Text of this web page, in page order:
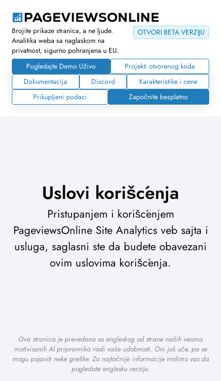
OTVORI BETA VERZIJU
Brojite prikaze stranica, a ne ljude.
Analitika weba sa naglaskom na
privatnost, sigurno pohranjena u EU.
Pogledajte Demo Uživo
Projekti otvorenog koda
Dokumentacija
Discord
Karakteristike i cene
Prikupljeni podaci
Započnite besplatno
Uslovi korišćenja
Pristupanjem i korišćenjem
PageviewsOnline Site Analytics veb sajta i
usluga, saglasni ste da budete obavezani
ovim uslovima korišćenja.
Ova stranica je prevedena sa engleskog od strane naših veoma
motivisanih AI pripravnika radi vaše udobnosti. Oni još uče, pa se
mogu pojaviti neke greške. Za najtačnije informacije molimo vas da
pogledate englesku verziju.